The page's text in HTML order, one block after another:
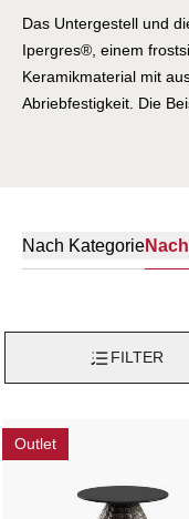
Das Untergestell und
Ipergres®, einem
Keramikmaterial mit
Abriebfestigkeit. Die
Nach Kategorie
FILTER
Outlet